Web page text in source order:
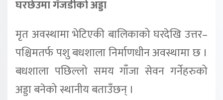
घरछेउमा गँजडीको अड्डा
मृत अवस्थामा भेटिएकी बालिकाको घरदेखि उत्तर–
पश्चिमतर्फ पशु बधशाला निर्माणधीन अवस्थामा छ ।
बधशाला पछिल्लो समय गाँजा सेवन गर्नेहरुको
अड्डा बनेको स्थानीय बताउँछन् ।